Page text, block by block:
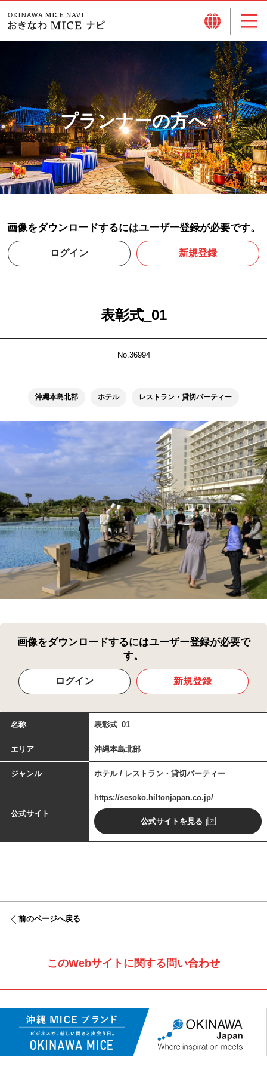
プランナーの方へ
画像をダウンロードするにはユーザー登録が必要です。
ログイン 新規登録
表彰式_01
No.36994
沖縄本島北部 ホテル レストラン・貸切パーティー
画像をダウンロードするにはユーザー登録が必要で
す。
ログイン 新規登録
名称 表彰式_01
エリア 沖縄本島北部
ジャンル ホテル / レストラン・貸切パーティー
公式サイト
https://sesoko.hiltonjapan.co.jp/
公式サイトを見る
前のページへ戻る
このWebサイトに関する問い合わせ